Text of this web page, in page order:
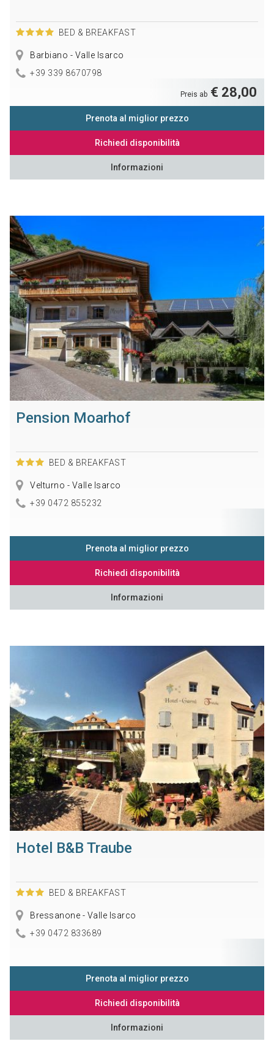
BED & BREAKFAST
Barbiano - Valle Isarco
+39 339 8670798
Preis ab € 28,00
Prenota al miglior prezzo
Richiedi disponibilità
Informazioni
Pension Moarhof
BED & BREAKFAST
Velturno - Valle Isarco
+39 0472 855232
Prenota al miglior prezzo
Richiedi disponibilità
Informazioni
Hotel B&B Traube
BED & BREAKFAST
Bressanone - Valle Isarco
+39 0472 833689
Prenota al miglior prezzo
Richiedi disponibilità
Informazioni